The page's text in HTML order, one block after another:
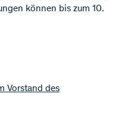
können bis zum 10.
Vorstand des